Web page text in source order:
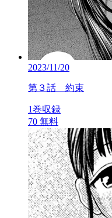
2023/11/20
第３話 約束
1巻収録
70 無料